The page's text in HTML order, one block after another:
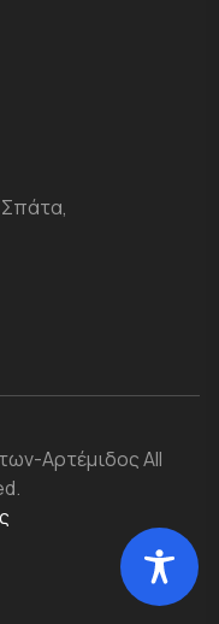
ΑρτέμιδοςAll